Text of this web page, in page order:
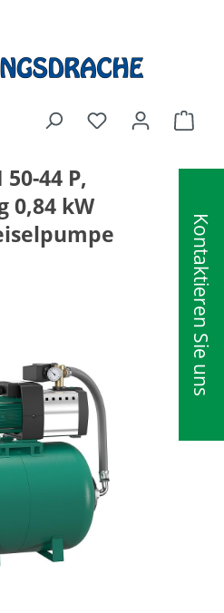
Kontaktieren Sie uns
44 P,
0,84 kW